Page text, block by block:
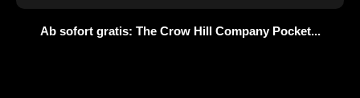
Ab sofort gratis: The Crow Hill Company Pocket...